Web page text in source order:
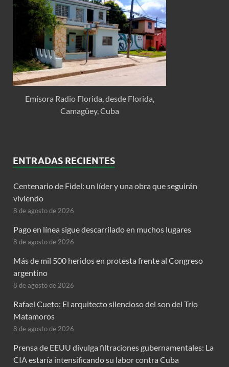
Emisora Radio Florida, desde Florida,
Camagüey, Cuba
ENTRADAS RECIENTES
Centenario de Fidel: un líder y una obra que seguirán
viviendo
8 de agosto de 2026
Pago en línea sigue descarrilado en muchos lugares
8 de agosto de 2026
Más de mil 500 heridos en protesta frente al Congreso
argentino
8 de agosto de 2026
Rafael Cueto: El arquitecto silencioso del son del Trío
Matamoros
8 de agosto de 2026
Prensa de EEUU divulga filtraciones gubernamentales: La
CIA estaría intensificando su labor contra Cuba